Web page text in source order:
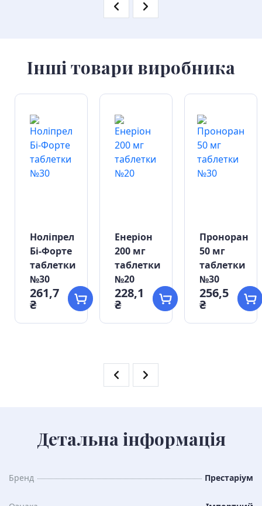
Інші товари виробника
Ноліпрел
Бі-Форте
таблетки
№30
261,7
₴
Енеріон
200 мг
таблетки
№20
228,1
₴
Проноран
50 мг
таблетки
№30
256,5
₴
Детальна інформація
Бренд Престаріум